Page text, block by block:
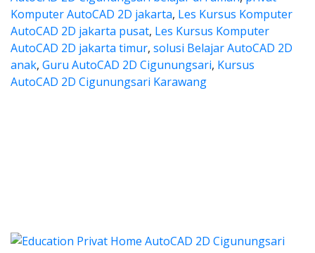
Komputer AutoCAD 2D jakarta, Les Kursus Komputer
AutoCAD 2D jakarta pusat, Les Kursus Komputer
AutoCAD 2D jakarta timur, solusi Belajar AutoCAD 2D
anak, Guru AutoCAD 2D Cigunungsari, Kursus
AutoCAD 2D Cigunungsari Karawang